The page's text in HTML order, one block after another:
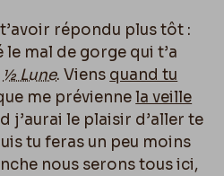
répondu plus tôt :
mal de gorge qui t’a
½ Lune. Viens quand tu
me préviennela veille
j’aurai le plaisir d’aller te
tu feras un peu moins
nous serons tous ici,